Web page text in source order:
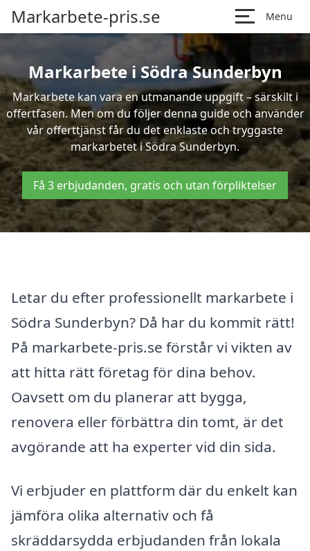
Markarbete-pris.se Menu
Markarbete i Södra Sunderbyn
Markarbete kan vara en utmanande uppgift – särskilt i
offertfasen. Men om du följer denna guide och använder
vår offerttjänst får du det enklaste och tryggaste
markarbetet i Södra Sunderbyn.
Få 3 erbjudanden, gratis och utan förpliktelser
Letar du efter professionellt markarbete i
Södra Sunderbyn? Då har du kommit rätt!
På markarbete-pris.se förstår vi vikten av
att hitta rätt företag för dina behov.
Oavsett om du planerar att bygga,
renovera eller förbättra din tomt, är det
avgörande att ha experter vid din sida.
Vi erbjuder en plattform där du enkelt kan
jämföra olika alternativ och få
skräddarsydda erbjudanden från lokala